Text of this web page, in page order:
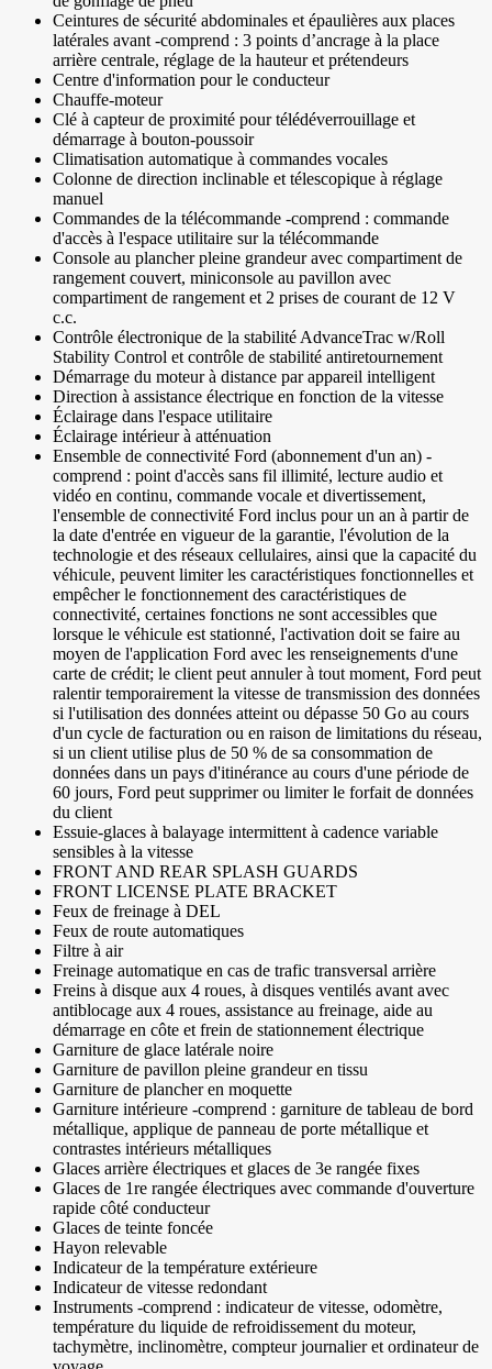
Ceintures de sécurité abdominales et épaulières aux places
latérales avant -comprend : 3 points d’ancrage à la place
arrière centrale, réglage de la hauteur et prétendeurs
Centre d'information pour le conducteur
Chauffe-moteur
Clé à capteur de proximité pour télédéverrouillage et
démarrage à bouton-poussoir
Climatisation automatique à commandes vocales
Colonne de direction inclinable et télescopique à réglage
manuel
Commandes de la télécommande -comprend : commande
d'accès à l'espace utilitaire sur la télécommande
Console au plancher pleine grandeur avec compartiment de
rangement couvert, miniconsole au pavillon avec
compartiment de rangement et 2 prises de courant de 12 V
c.c.
Contrôle électronique de la stabilité AdvanceTrac w/Roll
Stability Control et contrôle de stabilité antiretournement
Démarrage du moteur à distance par appareil intelligent
Direction à assistance électrique en fonction de la vitesse
Éclairage dans l'espace utilitaire
Éclairage intérieur à atténuation
Ensemble de connectivité Ford (abonnement d'un an) -
comprend : point d'accès sans fil illimité, lecture audio et
vidéo en continu, commande vocale et divertissement,
l'ensemble de connectivité Ford inclus pour un an à partir de
la date d'entrée en vigueur de la garantie, l'évolution de la
technologie et des réseaux cellulaires, ainsi que la capacité du
véhicule, peuvent limiter les caractéristiques fonctionnelles et
empêcher le fonctionnement des caractéristiques de
connectivité, certaines fonctions ne sont accessibles que
lorsque le véhicule est stationné, l'activation doit se faire au
moyen de l'application Ford avec les renseignements d'une
carte de crédit; le client peut annuler à tout moment, Ford peut
ralentir temporairement la vitesse de transmission des données
si l'utilisation des données atteint ou dépasse 50 Go au cours
d'un cycle de facturation ou en raison de limitations du réseau,
si un client utilise plus de 50 % de sa consommation de
données dans un pays d'itinérance au cours d'une période de
60 jours, Ford peut supprimer ou limiter le forfait de données
du client
Essuie-glaces à balayage intermittent à cadence variable
sensibles à la vitesse
FRONT AND REAR SPLASH GUARDS
FRONT LICENSE PLATE BRACKET
Feux de freinage à DEL
Feux de route automatiques
Filtre à air
Freinage automatique en cas de trafic transversal arrière
Freins à disque aux 4 roues, à disques ventilés avant avec
antiblocage aux 4 roues, assistance au freinage, aide au
démarrage en côte et frein de stationnement électrique
Garniture de glace latérale noire
Garniture de pavillon pleine grandeur en tissu
Garniture de plancher en moquette
Garniture intérieure -comprend : garniture de tableau de bord
métallique, applique de panneau de porte métallique et
contrastes intérieurs métalliques
Glaces arrière électriques et glaces de 3e rangée fixes
Glaces de 1re rangée électriques avec commande d'ouverture
rapide côté conducteur
Glaces de teinte foncée
Hayon relevable
Indicateur de la température extérieure
Indicateur de vitesse redondant
Instruments -comprend : indicateur de vitesse, odomètre,
température du liquide de refroidissement du moteur,
tachymètre, inclinomètre, compteur journalier et ordinateur de